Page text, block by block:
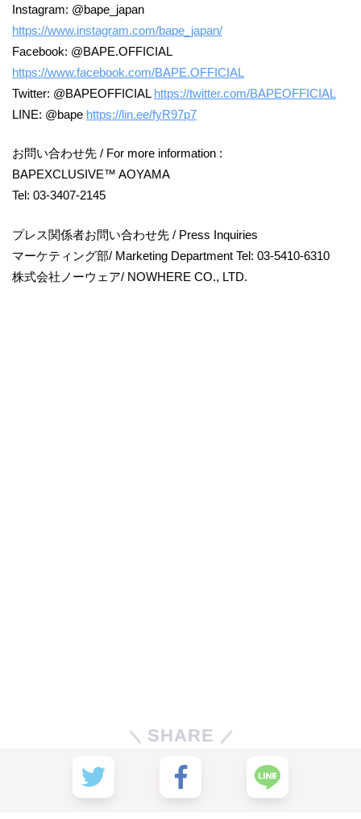
Instagram: @bape_japan
https://www.instagram.com/bape_japan/
Facebook: @BAPE.OFFICIAL
https://www.facebook.com/BAPE.OFFICIAL
Twitter: @BAPEOFFICIAL https://twitter.com/BAPEOFFICIAL
LINE: @bape https://lin.ee/fyR97p7
お問い合わせ先 / For more information :
BAPEXCLUSIVE™ AOYAMA
Tel: 03-3407-2145
プレス関係者お問い合わせ先 / Press Inquiries
マーケティング部/ Marketing Department Tel: 03-5410-6310
株式会社ノーウェア/ NOWHERE CO., LTD.
SHARE